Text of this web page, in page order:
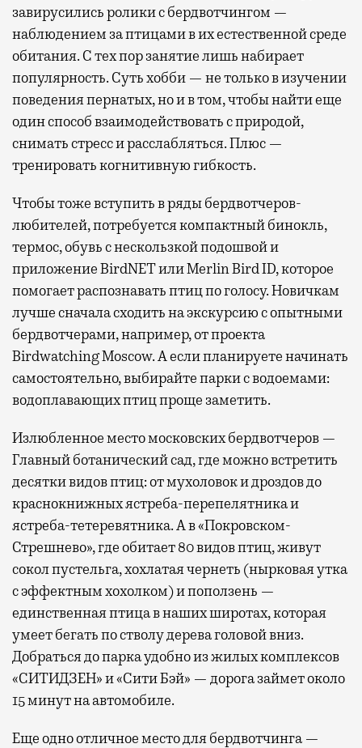
завирусились ролики с бердвотчингом —
наблюдением за птицами в их естественной среде
обитания. С тех пор занятие лишь набирает
популярность. Суть хобби — не только в изучении
поведения пернатых, но и в том, чтобы найти еще
один способ взаимодействовать с природой,
снимать стресс и расслабляться. Плюс —
тренировать когнитивную гибкость.
Чтобы тоже вступить в ряды бердвотчеров-
любителей, потребуется компактный бинокль,
термос, обувь с нескользкой подошвой и
приложение BirdNET или Merlin Bird ID, которое
помогает распознавать птиц по голосу. Новичкам
лучше сначала сходить на экскурсию с опытными
бердвотчерами, например, от проекта
Birdwatching Moscow. А если планируете начинать
самостоятельно, выбирайте парки с водоемами:
водоплавающих птиц проще заметить.
Излюбленное место московских бердвотчеров —
Главный ботанический сад, где можно встретить
десятки видов птиц: от мухоловок и дроздов до
краснокнижных ястреба-перепелятника и
ястреба-тетеревятника. А в «Покровском-
Стрешнево», где обитает 80 видов птиц, живут
сокол пустельга, хохлатая чернеть (нырковая утка
с эффектным хохолком) и поползень —
единственная птица в наших широтах, которая
умеет бегать по стволу дерева головой вниз.
Добраться до парка удобно из жилых комплексов
«СИТИДЗЕН» и «Сити Бэй» — дорога займет около
15 минут на автомобиле.
Еще одно отличное место для бердвотчинга —